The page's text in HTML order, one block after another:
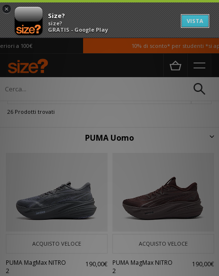
×
Size?
size?
GRATIS - Google Play
VISTA
100€ 10% di sconto* per studenti *si
Home Uomo
26 Prodotti trovati
PUMA Uomo
d'oro olimpiche nel 1936, PUMA ha preso sempre più piede nell'ambito
della moda sportiva fino a divenire la marca da tutti conosciuta oggi a
livello mondiale.
ACQUISTO VELOCE
PUMA MagMax NITRO
2
190,00€
ACQUISTO VELOCE
PUMA MagMax NITRO
2
190,00€